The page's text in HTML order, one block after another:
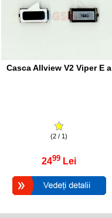
Casca Allview V2 Viper E a
(2 / 1)
2499 Lei